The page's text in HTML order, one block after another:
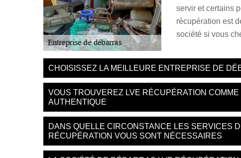
servir et certains
récupération est
société si vous
CHOISISSEZ LA MEILLEURE ENTREPRISE DE
VOUS TROUVEREZ LVE RÉCUPÉRATION
AUTHENTIQUE
DANS QUELLE CIRCONSTANCE LES SERVICES
RÉCUPÉRATION VOUS SONT NÉCESSAIRES